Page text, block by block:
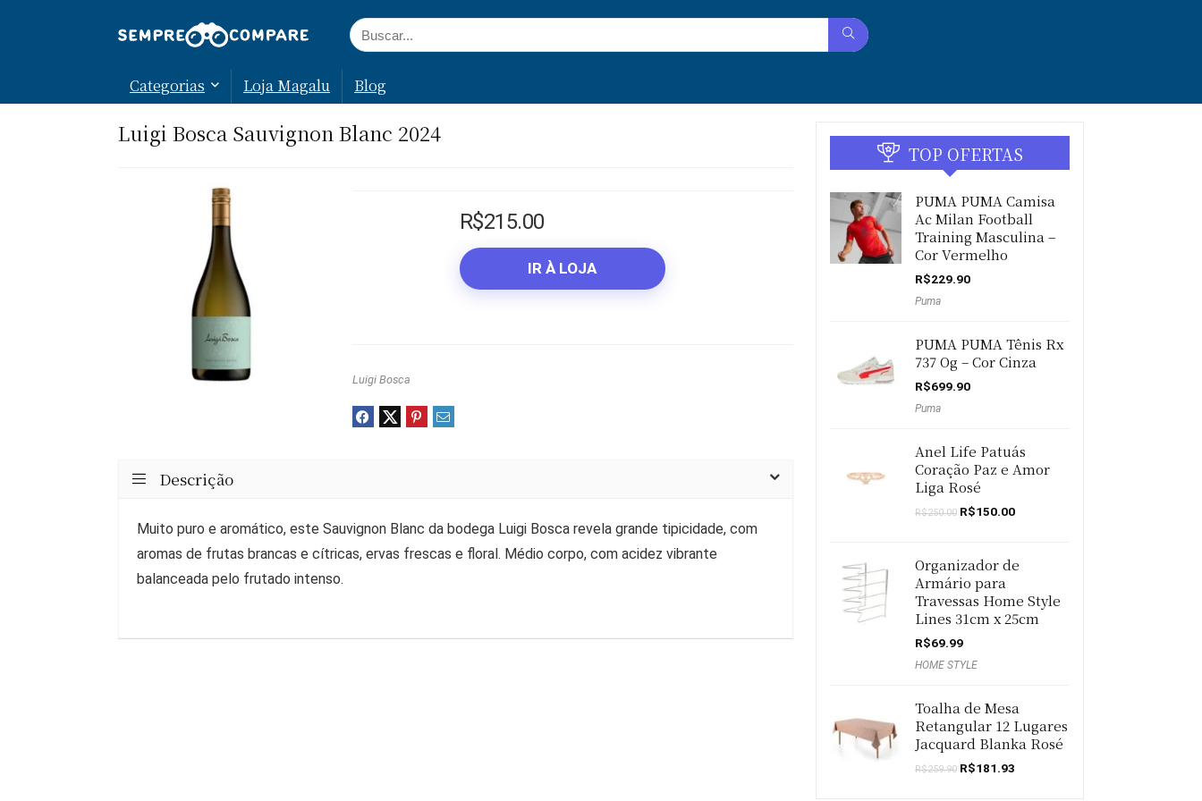
Categorias Loja Magalu Blog
Luigi Bosca Sauvignon Blanc 2024
R$215.00
IR À LOJA
Luigi Bosca
Descrição
Muito puro e aromático, este Sauvignon Blanc da bodega Luigi Bosca revela grande tipicidade, com
aromas de frutas brancas e cítricas, ervas frescas e floral. Médio corpo, com acidez vibrante
balanceada pelo frutado intenso.
TOP OFERTAS
PUMA PUMA Camisa
Ac Milan Football
Training Masculina –
Cor Vermelho
R$229.90
Puma
PUMA PUMA Tênis Rx
737 Og – Cor Cinza
R$699.90
Puma
Anel Life Patuás
Coração Paz e Amor
Liga Rosé
R$250.00 O
R$250.00.
R$150.00O
R$150.00.
Organizador de
Armário para
Travessas Home Style
Lines 31cm x 25cm
R$69.99
HOME STYLE
Toalha de Mesa
Retangular 12 Lugares
Jacquard Blanka Rosé
R$259.90 O
R$181.93